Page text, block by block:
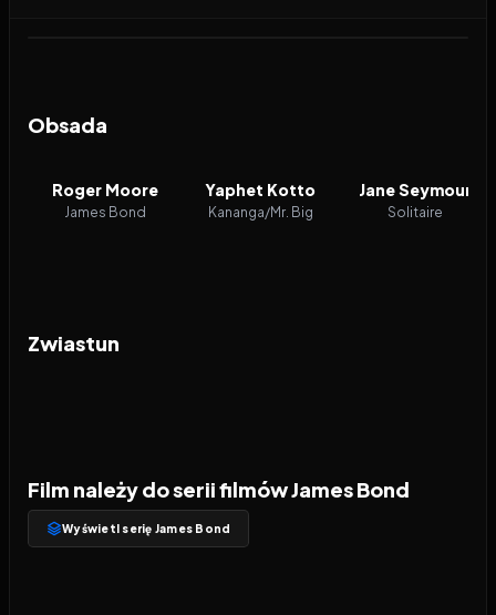
Obsada
Roger Moore
James Bond
Yaphet Kotto
Kananga/Mr. Big
Jane Seymour
Solitaire
Zwiastun
Film należy do serii filmów James Bond
Wyświetl serię James Bond